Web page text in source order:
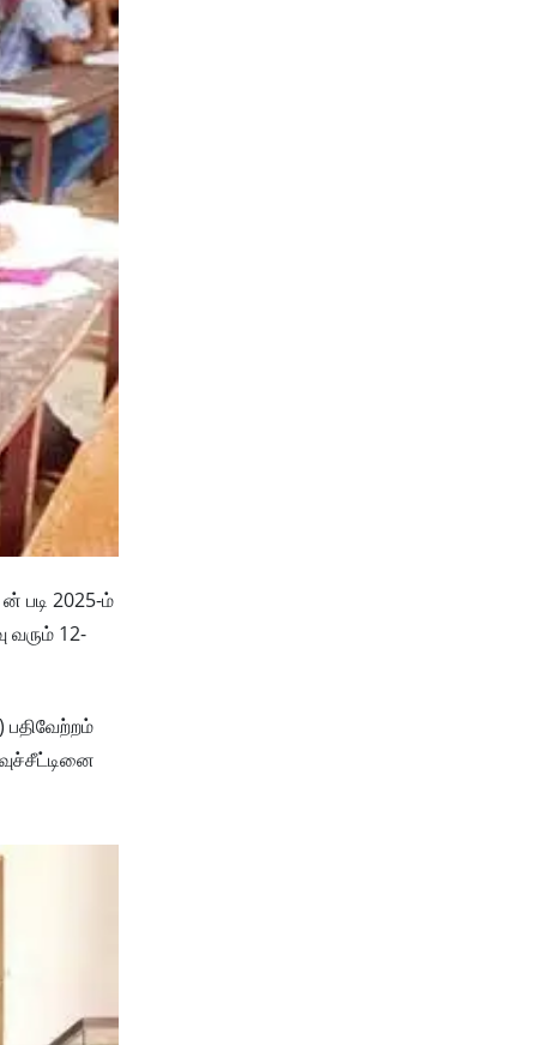
படி 2025-ம்
வரும் 12-